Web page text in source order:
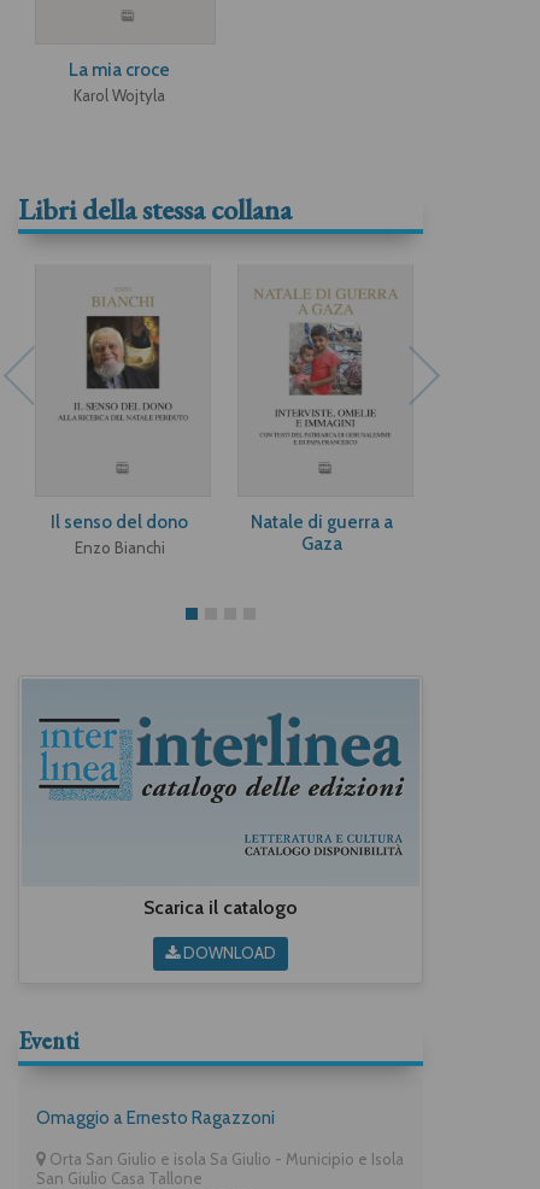
La mia croce
Karol Wojtyla
Libri della stessa collana
Il senso del dono
Enzo Bianchi
Natale di guerra a
Gaza
Scarica il catalogo
DOWNLOAD
Eventi
Omaggio a Ernesto Ragazzoni
Orta San Giulio e isola Sa Giulio - Municipio e Isola
San Giulio Casa Tallone